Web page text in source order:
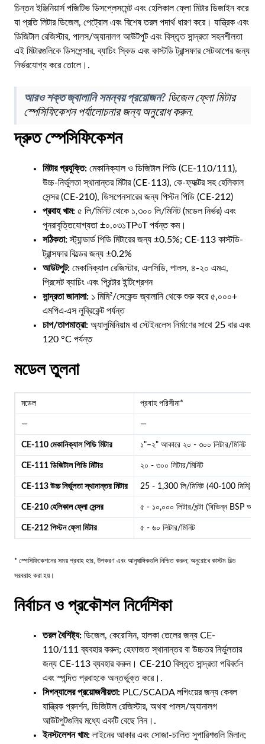
TE
ML
RU
চিন্তন ইঞ্জিনিয়ার্স পজিটিভ ডিসপ্লেসমেন্ট এবং হেলিকাল ফ্লো মিটার ডিজাইন করে
যা প্রতি লিটার ডিজেল, পেট্রোল এবং বিশেষ তরল পদার্থ ধারণ করে। যান্ত্রিক এবং
ডিজিটাল রেজিস্টার, পালস/অ্যানালগ আউটপুট এবং বিস্তৃত সান্দ্রতা সহনশীলতা
এই মিটারগুলিকে ডিসপেন্সার, ব্যাচিং স্কিড এবং কাস্টডি ট্রান্সফার সেটআপের জন্য
নির্ভরযোগ্য করে তোলে।.
আরও শক্ত জ্বালানি সমন্বয় প্রয়োজন? ডিজেল ফ্লো মিটার
স্পেসিফিকেশন পর্যালোচনার জন্য অনুরোধ করুন.
দ্রুত স্পেসিফিকেশন
মিটার প্রযুক্তি: মেকানিক্যাল ও ডিজিটাল পিডি (CE-110/111),
উচ্চ-নির্ভুলতা স্থানান্তর মিটার (CE-113), কে-ফ্যাক্টর সহ হেলিকাল
সেন্সর (CE-210), ডিসপেনসারের জন্য পিস্টন পিডি (CE-212)
প্রবাহ খাম: ৫ লি/মিনিট থেকে ১,৩০০ লি/মিনিট (মডেল নির্ভর) এবং
পুনরাবৃত্তিযোগ্যতা ±০.০৩১TP৩T পর্যন্ত কম।
সঠিকতা:স্ট্যান্ডার্ড পিডি মিটারের জন্য ±0.5%; CE-113 কাস্টডি-
ট্রান্সফার বিল্ডের জন্য ±0.2%
আউটপুট: মেকানিক্যাল রেজিস্টার, এলসিডি, পালস, ৪-২০ এমএ,
প্রিসেট ব্যাচিং এবং প্রিন্টার ইন্টিগ্রেশন
সান্দ্রতা জানালা: ১ মিমি²/সেকেন্ড জ্বালানি থেকে শুরু করে ৫,০০০+
এমপিএ·এস লুব্রিকেন্ট পর্যন্ত
চাপ/তাপমাত্রা: অ্যালুমিনিয়াম বা স্টেইনলেস নির্মাণের সাথে 25 বার এবং
120 °C পর্যন্ত
মডেল তুলনা
মডেল প্রবাহ পরিসীমা*
— —
CE-110 মেকানিক্যাল পিডি মিটার ১"–২" আকারে ২০ - ৩০০ লিটার/মিনিট
CE-111 ডিজিটাল পিডি মিটার ২০ - ৩০০ লিটার/মিনিট
CE-113 উচ্চ নির্ভুলতা স্থানান্তর মিটার 25 - 1,300 লি/মিনিট (40-100 মিমি)
CE-210 হেলিকাল ফ্লো সেন্সর ৫ - ১০,০০০ লিটার/ঘন্টা (বিভিন্ন BSP
CE-212 পিস্টন ফ্লো মিটার ৫ - ৬০ লিটার/মিনিট
* স্পেসিফিকেশনের সময় প্রবাহ হার, উপকরণ এবং আনুষাঙ্গিকগুলি নিশ্চিত করুন; অনুরোধে কাস্টম বিল্ড
সরবরাহ করা হয়।
নির্বাচন ও প্রকৌশল নির্দেশিকা
তরল বৈশিষ্ট্য: ডিজেল, কেরোসিন, হালকা তেলের জন্য CE-
110/111 ব্যবহার করুন; হেফাজত স্থানান্তর বা উচ্চতর নির্ভুলতার
জন্য CE-113 ব্যবহার করুন। CE-210 বিস্তৃত সান্দ্রতা পরিবর্তন
এবং স্পন্দিত প্রবাহকে অন্তর্ভুক্ত করে।.
সিগন্যালের প্রয়োজনীয়তা: PLC/SCADA লগিংয়ের জন্য কেবল
যান্ত্রিক প্রদর্শন, ডিজিটাল রেজিস্টার, অথবা পালস/অ্যানালগ
আউটপুটগুলির মধ্যে একটি বেছে নিন।.
ইনস্টলেশন খাম: লাইনের আকার এবং সোজা-চালিত সুপারিশগুলি মিলান;